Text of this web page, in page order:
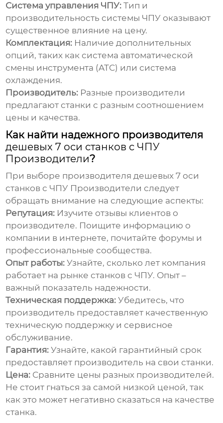
Система управления ЧПУ: Тип и
производительность системы ЧПУ оказывают
существенное влияние на цену.
Комплектация: Наличие дополнительных
опций, таких как система автоматической
смены инструмента (ATC) или система
охлаждения.
Производитель: Разные производители
предлагают станки с разным соотношением
цены и качества.
Как найти надежного производителя
дешевых 7 оси станков с ЧПУ
Производители?
При выборе производителядешевых 7 оси
станков с ЧПУ Производители следует
обращать внимание на следующие аспекты:
Репутация: Изучите отзывы клиентов о
производителе. Поищите информацию о
компании в интернете, почитайте форумы и
профессиональные сообщества.
Опыт работы: Узнайте, сколько лет компания
работает на рынке станков с ЧПУ. Опыт –
важный показатель надежности.
Техническая поддержка: Убедитесь, что
производитель предоставляет качественную
техническую поддержку и сервисное
обслуживание.
Гарантия: Узнайте, какой гарантийный срок
предоставляет производитель на свои станки.
Цена: Сравните цены разных производителей.
Не стоит гнаться за самой низкой ценой, так
как это может негативно сказаться на качестве
станка.